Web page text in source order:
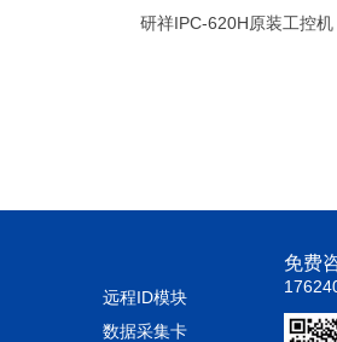
研祥IPC-620H原装工控机
远程ID模块
数据采集卡
免费